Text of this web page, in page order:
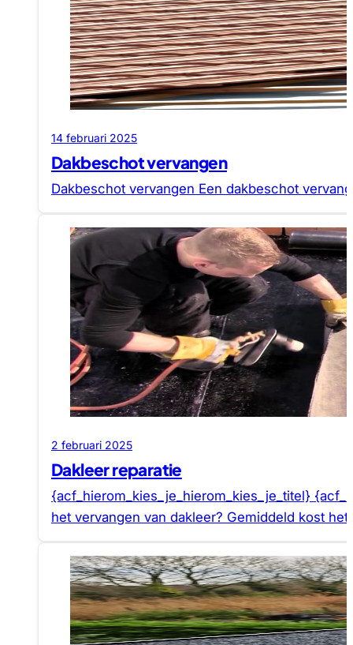
14 februari 2025
Dakbeschot vervangen
Dakbeschot vervangen Een dakbeschot
2 februari 2025
Dakleer reparatie
{acf_hierom_kies_je_hierom_kies_je_titel}
het vervangen van dakleer? Gemiddeld kost